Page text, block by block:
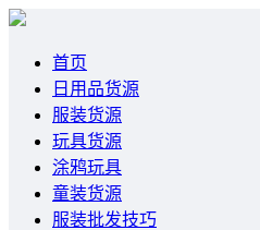
首页
日用品货源
服装货源
玩具货源
涂鸦玩具
童装货源
服装批发技巧